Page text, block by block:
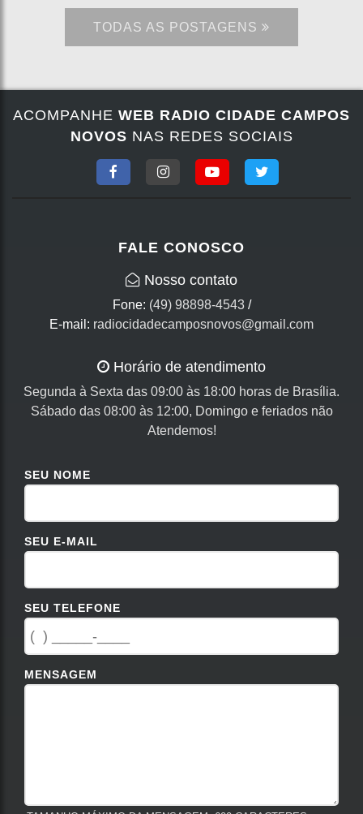
TODAS AS POSTAGENS
ACOMPANHE WEB RADIO CIDADE CAMPOS
NOVOS NAS REDES SOCIAIS
FALE CONOSCO
Nosso contato
Fone: (49) 98898-4543/
E-mail: radiocidadecamposnovos@gmail.com
Horário de atendimento
Segunda à Sexta das 09:00 às 18:00 horas de Brasília.
Sábado das 08:00 às 12:00, Domingo e feriados não
Atendemos!
SEU NOME
SEU E-MAIL
SEU TELEFONE
MENSAGEM